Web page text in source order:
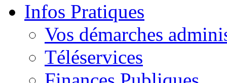
Infos Pratiques
Vos démarches
Téléservices